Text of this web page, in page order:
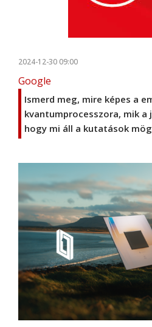
2024-12-30 09:00
Google
Ismerd meg, mire képes a
kvantumprocesszora, mik a
hogy mi áll a kutatások